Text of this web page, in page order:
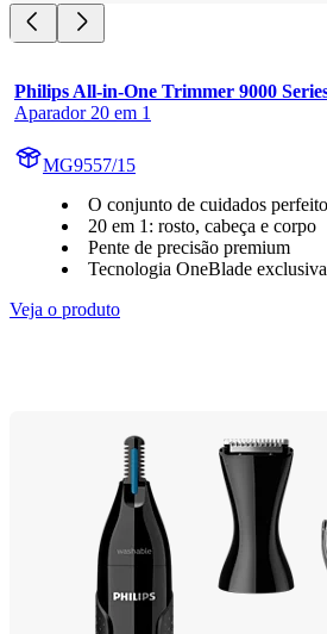
Philips All-in-One Trimmer 9000
Aparador 20 em 1
MG9557/15
O conjunto de cuidados perfeito
20 em 1: rosto, cabeça e corpo
Pente de precisão premium
Tecnologia OneBlade exclusiva
Veja o produto